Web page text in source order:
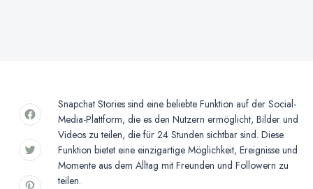
Snapchat Stories sind eine beliebte Funktion auf der Social-
Media-Plattform, die es den Nutzern ermöglicht, Bilder und
Videos zu teilen, die für 24 Stunden sichtbar sind. Diese
Funktion bietet eine einzigartige Möglichkeit, Ereignisse und
Momente aus dem Alltag mit Freunden und Followern zu
teilen.